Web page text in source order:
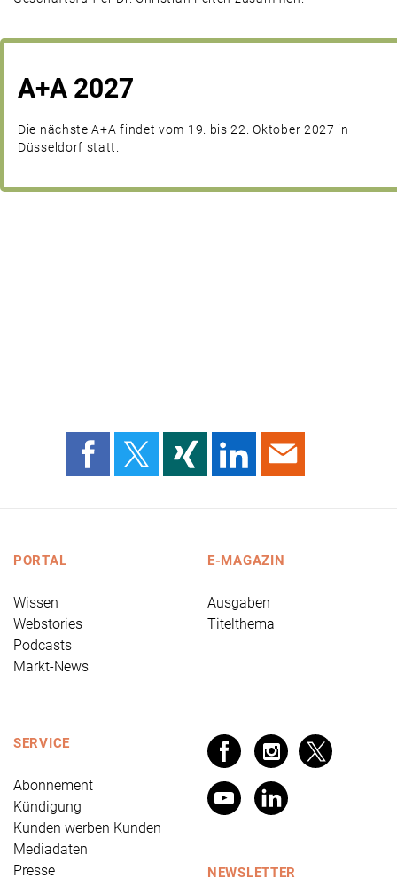
A+A 2027
Die nächste A+A findet vom 19. bis 22. Oktober 2027 in
Düsseldorf statt.
PORTAL
Wissen
Webstories
Podcasts
Markt-News
E-MAGAZIN
Ausgaben
Titelthema
SERVICE
Abonnement
Kündigung
Kunden werben Kunden
Mediadaten
Presse
NEWSLETTER